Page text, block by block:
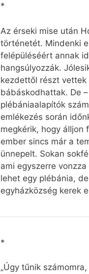
*
Az érseki mise után
történetét. Mindenki
felépüléséért annak
hangsúlyozzák.
kezdettől részt vettek
bábáskodhattak. De
plébániaalapítók
emlékezés során
megkérik, hogy álljon
ember sincs már a
ünnepelt. Sokan
ami egyszerre
lehet egy plébánia,
egyházközség kerek
*
„Úgy tűnik